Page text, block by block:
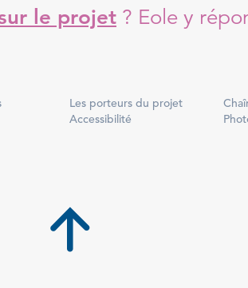
le projet ? Eole y
Les porteurs du projet
Accessibilité
Back